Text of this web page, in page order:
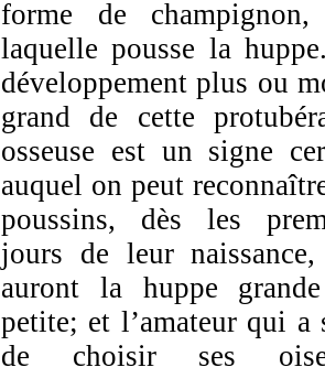
forme de
laquelle pousse la
développement plus ou
grand de cette
osseuse est un signe
auquel on peut
poussins, dès les
jours de leur
auront la huppe
petite; et l’amateur qui a
de choisir ses